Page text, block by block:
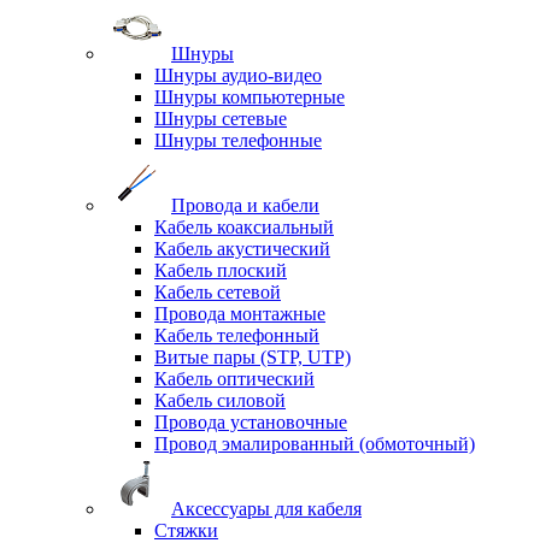
Шнуры
Шнуры аудио-видео
Шнуры компьютерные
Шнуры сетевые
Шнуры телефонные
Провода и кабели
Кабель коаксиальный
Кабель акустический
Кабель плоский
Кабель сетевой
Провода монтажные
Кабель телефонный
Витые пары (STP, UTP)
Кабель оптический
Кабель силовой
Провода установочные
Провод эмалированный (обмоточный)
Аксессуары для кабеля
Стяжки